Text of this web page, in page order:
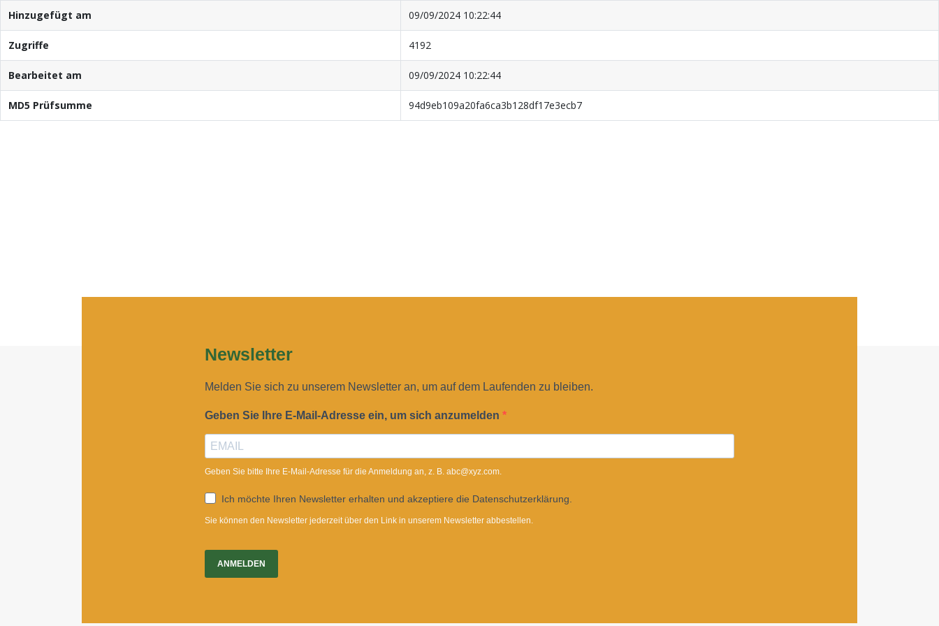
Hinzugefügt am 09/09/2024 10:22:44
Zugriffe 4192
Bearbeitet am 09/09/2024 10:22:44
MD5 Prüfsumme 94d9eb109a20fa6ca3b128df17e3ecb7
Newsletter
Melden Sie sich zu unserem Newsletter an, um auf dem Laufenden zu bleiben.
Geben Sie Ihre E-Mail-Adresse ein, um sich anzumelden
Geben Sie bitte Ihre E-Mail-Adresse für die Anmeldung an, z. B. abc@xyz.com.
Ich möchte Ihren Newsletter erhalten und akzeptiere die Datenschutzerklärung.
Sie können den Newsletter jederzeit über den Link in unserem Newsletter abbestellen.
ANMELDEN